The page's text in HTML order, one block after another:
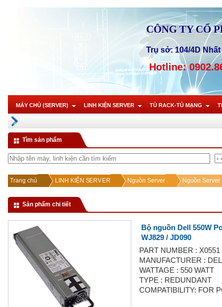
CÔNG TY CỔ
Trụ sở: 104/4D
Hotline:
MÁY CHỦ (SERVER) LINH KIỆN SERVER TỦ RACK-TỦ MẠNG
Tìm sản phẩm
Trang chủ LINH KIỆN SERVER Nguồn Server Nguồn Server
Sản phẩm chi tiết
Bộ nguồn Dell 550W
WJ829 / JD090
PART NUMBER :
MANUFACTURER :
WATTAGE : 550 WATT
TYPE : REDUNDANT
COMPATIBILITY: FOR